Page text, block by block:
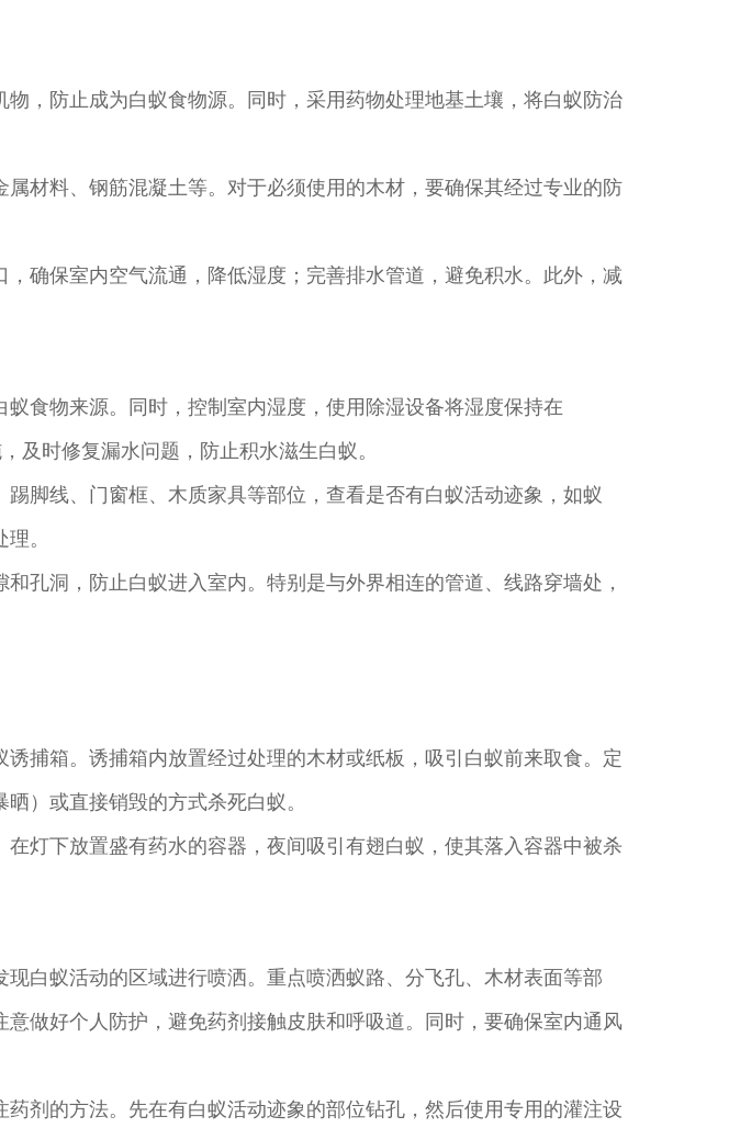
，防止成为白蚁食物源。同时，采用药物处理地基土壤，将白蚁防治
材料、钢筋混凝土等。对于必须使用的木材，要确保其经过专业的防
确保室内空气流通，降低湿度；完善排水管道，避免积水。此外，减
食物来源。同时，控制室内湿度，使用除湿设备将湿度保持在
及时修复漏水问题，防止积水滋生白蚁。
脚线、门窗框、木质家具等部位，查看是否有白蚁活动迹象，如蚁
。
孔洞，防止白蚁进入室内。特别是与外界相连的管道、线路穿墙处，
捕箱。诱捕箱内放置经过处理的木材或纸板，吸引白蚁前来取食。定
）或直接销毁的方式杀死白蚁。
灯下放置盛有药水的容器，夜间吸引有翅白蚁，使其落入容器中被杀
白蚁活动的区域进行喷洒。重点喷洒蚁路、分飞孔、木材表面等部
做好个人防护，避免药剂接触皮肤和呼吸道。同时，要确保室内通风
剂的方法。先在有白蚁活动迹象的部位钻孔，然后使用专用的灌注设